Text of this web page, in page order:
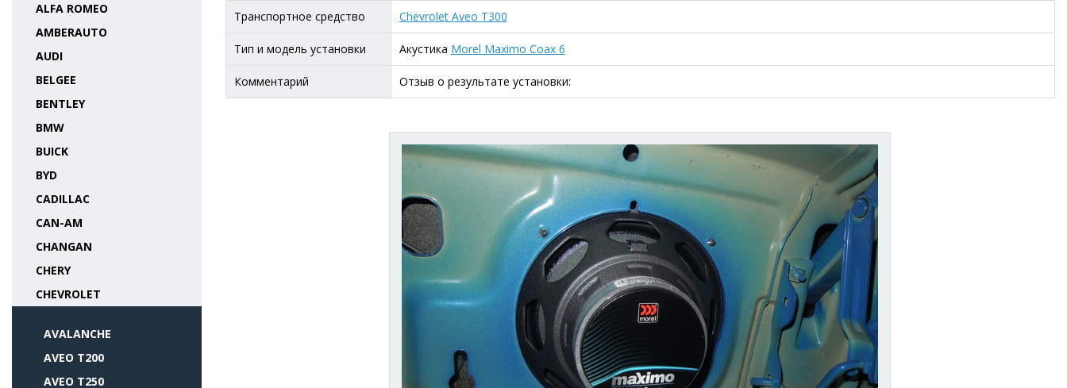
ALFA ROMEO
AMBERAUTO
AUDI
BELGEE
BENTLEY
BMW
BUICK
BYD
CADILLAC
CAN-AM
CHANGAN
CHERY
CHEVROLET
AVALANCHE
AVEO T200
AVEO T250
Транспортное средство Chevrolet Aveo T300
Тип и модель установки Акустика Morel Maximo Coax 6
Комментарий Отзыв о результате установки: